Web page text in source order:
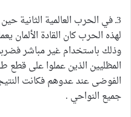
3ـ في الحرب العالمية الثانية
لهذه الحرب كان القادة
وذلك باستخدام غير مباشر
المظليين الذين عملوا على
الفوضى عند عدوهم فكانت
جميع النواحي .